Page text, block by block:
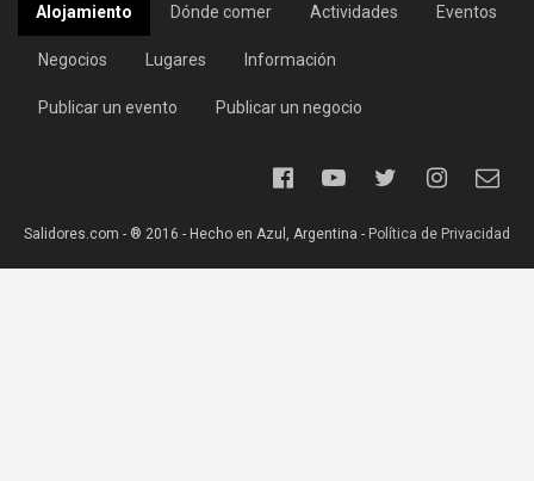
Alojamiento Dónde comer Actividades Eventos
Negocios Lugares Información
Publicar un evento Publicar un negocio
Salidores.com - ® 2016 - Hecho en Azul, Argentina - Política de Privacidad